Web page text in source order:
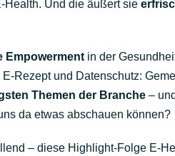
Health. Und die äußert sie
Empowerment in der
Rezept und Datenschutz:
Themen der Branche –
da etwas abschauen können?
– diese Highlight-Folge E-